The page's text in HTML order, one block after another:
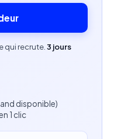
équipes
plusieurs
qui recrute. 3 jours
disponible)
1 clic